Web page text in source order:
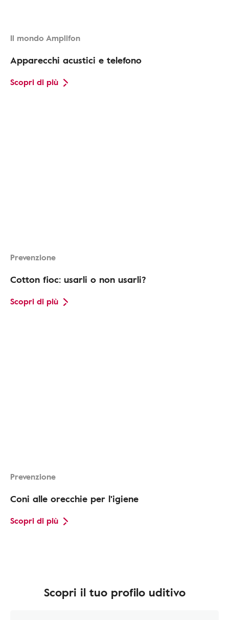
Il mondo Amplifon
Apparecchi acustici e telefono
Scopri di più
Prevenzione
Cotton fioc: usarli o non usarli?
Scopri di più
Prevenzione
Coni alle orecchie per l'igiene
Scopri di più
Scopri il tuo profilo uditivo